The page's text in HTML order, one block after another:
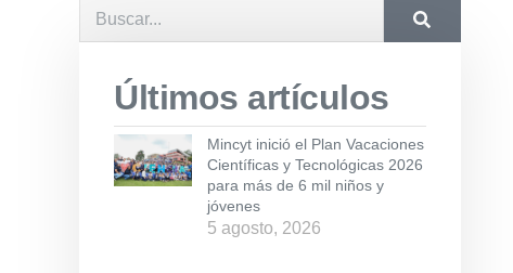
Últimos artículos
Mincyt inició el Plan Vacaciones
Científicas y Tecnológicas 2026
para más de 6 mil niños y
jóvenes
5 agosto, 2026